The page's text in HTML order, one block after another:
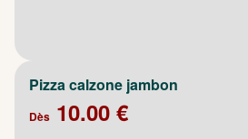
Pizza calzone jambon
Dès 10.00 €